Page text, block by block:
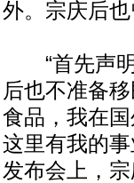
外。宗庆后
“首先声明
后也不准备
食品，我在
这里有我的
发布会上，宗